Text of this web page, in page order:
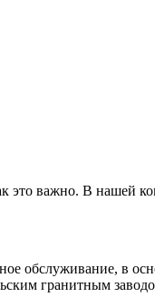
важно. В нашей
обслуживание, в
гранитным